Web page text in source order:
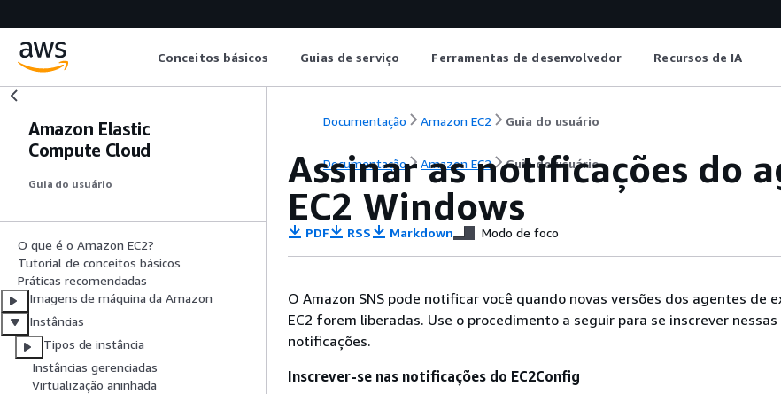
Conceitos básicos Guias de serviço Ferramentas de desenvolvedor Recursos de IA
Amazon Elastic
Compute Cloud
Guia do usuário
O que é o Amazon EC2?
Tutorial de conceitos básicos
Práticas recomendadas
Imagens de máquina da Amazon
Instâncias
Tipos de instância
Instâncias gerenciadas
Virtualização aninhada
Documentação Amazon EC2 Guia do usuário
Documentação Amazon EC2 Guia do usuário
Assinar as notificações do
EC2 Windows
PDF RSS Markdown Modo de foco
O Amazon SNS pode notificar você quando novas versões dos agentes de
EC2 forem liberadas. Use o procedimento a seguir para se inscrever nessas
notificações.
Inscrever-se nas notificações do EC2Config